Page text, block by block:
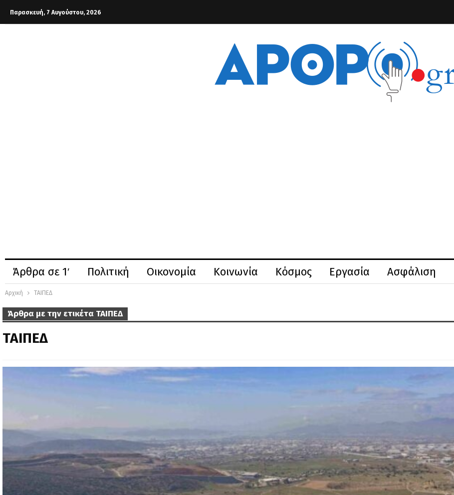
Παρασκευή, 7 Αυγούστου, 2026
Άρθρα σε 1′ Πολιτική Οικονομία Κοινωνία Κόσμος Εργασία Ασφάλιση
Αρχική ΤΑΙΠΕΔ
Άρθρα με την ετικέτα ΤΑΙΠΕΔ
ΤΑΙΠΕΔ